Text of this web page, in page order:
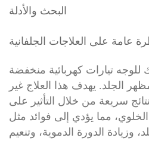
البحث والأدلة
عامة على العلاجات الجلفانية
للوجه تيارات كهربائية منخفضة
الجلد. يهدف هذا العلاج غير
سريعة من خلال التأثير على
مما يؤدي إلى فوائد مثل
الدورة الدموية، وتنعيم